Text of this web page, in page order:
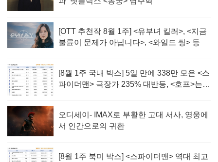
[OTT 추천작 8월 1주] <유부녀 킬러>, <지금
불륜이 문제가 아닙니다>, <와일드 씽> 등
[8월 1주 국내 박스] 5일 만에 338만 모은 <스
파이더맨> 극장가 235% 대반등, <호프>는
오디세이- IMAX로 부활한 고대 서사, 영웅에
서 인간으로의 귀환
[8월 1주 북미 박스] <스파이더맨> 역대 최고